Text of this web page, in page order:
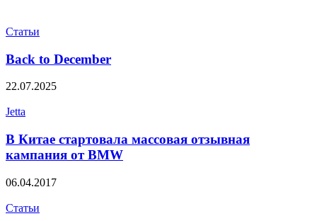
Статьи
Back to December
22.07.2025
Jetta
В Китае стартовала массовая отзывная
кампания от BMW
06.04.2017
Статьи